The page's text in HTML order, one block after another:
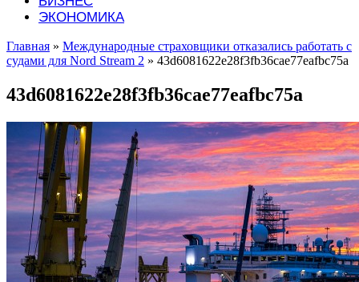
ЭКОНОМИКА
Главная » Международные страховщики отказались работать с
судами для Nord Stream 2 » 43d6081622e28f3fb36cae77eafbc75a
43d6081622e28f3fb36cae77eafbc75a